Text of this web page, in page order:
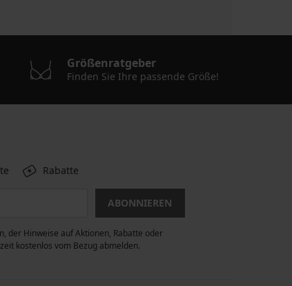
Größenratgeber
Finden Sie Ihre passende Größe!
Rabatte
ABONNIEREN
der Hinweise auf Aktionen, Rabatte oder
kostenlos vom Bezug abmelden.